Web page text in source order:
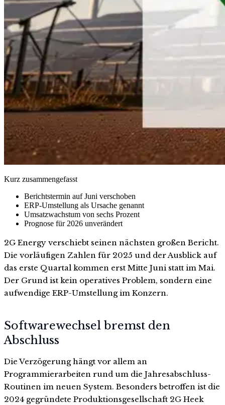
Kurz zusammengefasst
Berichtstermin auf Juni verschoben
ERP-Umstellung als Ursache genannt
Umsatzwachstum von sechs Prozent
Prognose für 2026 unverändert
2G Energy verschiebt seinen nächsten großen Bericht.
Die vorläufigen Zahlen für 2025 und der Ausblick auf
das erste Quartal kommen erst Mitte Juni statt im Mai.
Der Grund ist kein operatives Problem, sondern eine
aufwendige ERP-Umstellung im Konzern.
Softwarewechsel bremst den
Abschluss
Die Verzögerung hängt vor allem an
Programmierarbeiten rund um die Jahresabschluss-
Routinen im neuen System. Besonders betroffen ist die
2024 gegründete Produktionsgesellschaft 2G Heek